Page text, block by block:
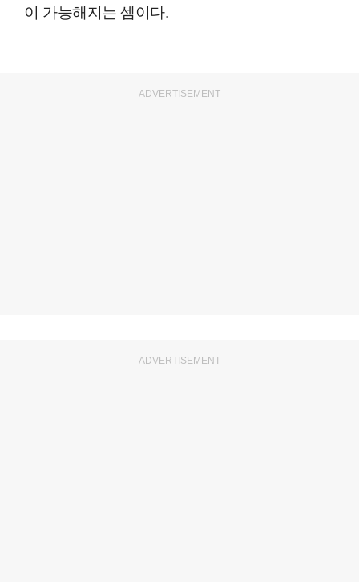
이 가능해지는 셈이다.
ADVERTISEMENT
ADVERTISEMENT